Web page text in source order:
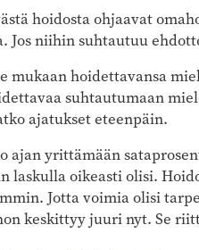
hoidosta ohjaavat
Jos niihin suhtautuu
mukaan hoidettavansa
suhtautumaan
ajatukset eteenpäin.
ajan yrittämään
laskulla oikeasti olisi.
Jotta voimia olisi
keskittyy juuri nyt. Se